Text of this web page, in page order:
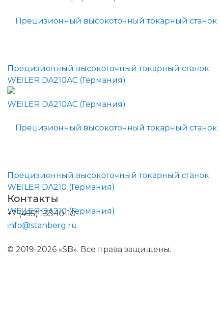
Прецизионный высокоточный токарный станок
WEILER DA210AC (Германия)
Прецизионный высокоточный токарный станок
WEILER DA210 (Германия)
Контакты
+7 (495) 133-10-10
info@stanberg.ru
© 2019-2026 «SB». Все права защищены.